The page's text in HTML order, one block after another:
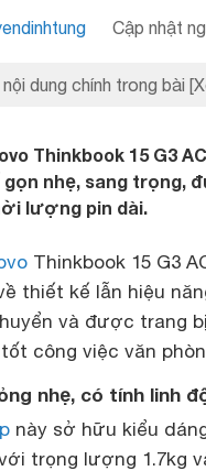
Cập nhật
dung chính trong bài
Thinkbook 15 G3
nhẹ, sang trọng,
lượng pin dài.
Thinkbook 15 G3
thiết kế lẫn hiệu
và được trang
công việc văn
nhẹ, có tính linh
này sở hữu kiểu
trọng lượng 1.7kg